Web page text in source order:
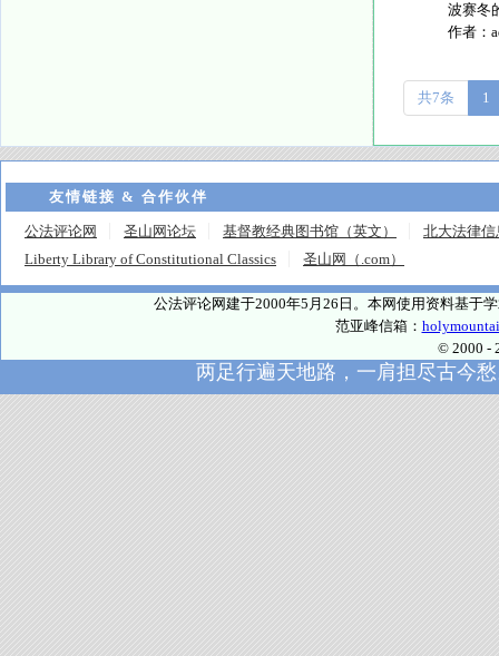
波赛冬
作者：
共7条 1
友情链接 & 合作伙伴
公法评论网 圣山网论坛 基督教经典图书馆（英文）
北大法律信
Liberty Library of Constitutional Classics
圣山网（.com）
公法评论网建于2000年5月26日。本网使用资料基于
范亚峰信箱：
© 2000 -
两足行遍天地路，一肩担尽古今